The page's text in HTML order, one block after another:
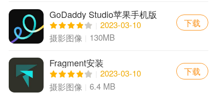
GoDaddy Studio苹果手机版
2023-03-10
摄影图像
130MB
下载
Fragment安装
2023-03-10
摄影图像
6.4 MB
下载